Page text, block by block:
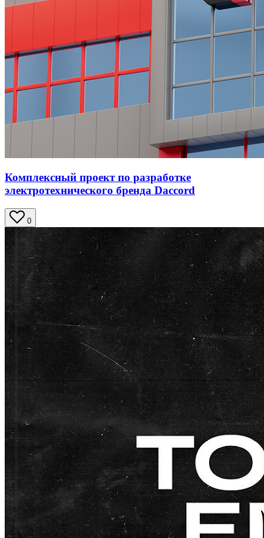
Комплексный проект по разработке
электротехнического бренда Daccord
0